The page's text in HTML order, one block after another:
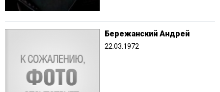
Бережанский Андрей
22.03.1972